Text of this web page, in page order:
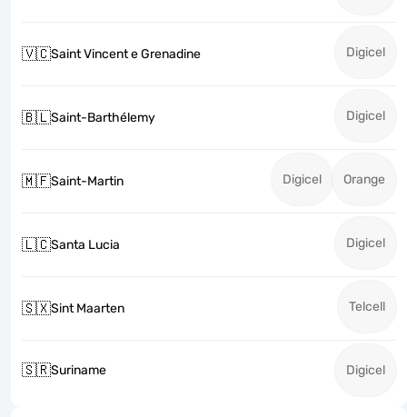
🇻🇨Saint Vincent e Grenadine Digicel
🇧🇱Saint-Barthélemy Digicel
🇲🇫Saint-Martin Digicel Orange
🇱🇨Santa Lucia Digicel
🇸🇽Sint Maarten Telcell
🇸🇷Suriname Digicel